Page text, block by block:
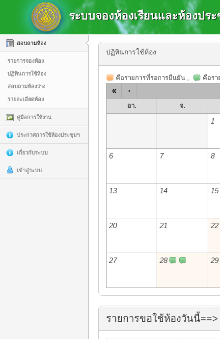
ระบบจองห้องเรียนและห้องป
สอบถามห้อง
รายการจองห้อง
ปฏิทินการใช้ห้อง
สอบถามห้องว่าง
รายละเอียดห้อง
คู่มือการใช้งาน
ประกาศการใช้ห้องประชุมฯ
เกี่ยวกับระบบ
เข้าสู่ระบบ
ปฏิทินการใช้ห้อง
คือรายการที่รอการยืนยัน , คือรา
« ‹
อา. จ.
1
6 7 8
13 14 15
20 21 22
27 28 29
รายการขอใช้ห้องวันนี้